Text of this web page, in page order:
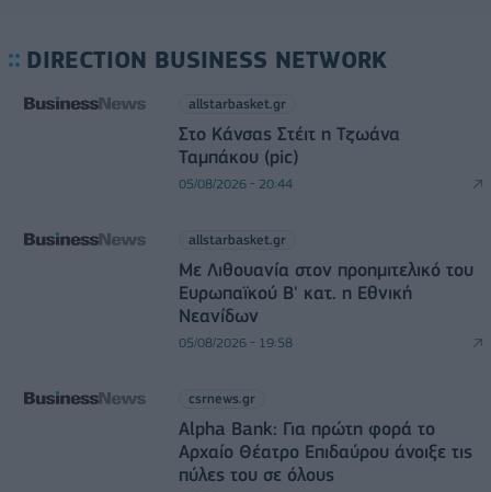
DIRECTION BUSINESS NETWORK
allstarbasket.gr
Στο Κάνσας Στέιτ η Τζωάνα
Ταμπάκου (pic)
05/08/2026 - 20:44
allstarbasket.gr
Με Λιθουανία στον προημιτελικό του
Ευρωπαϊκού Β' κατ. η Εθνική
Νεανίδων
05/08/2026 - 19:58
csrnews.gr
Alpha Bank: Για πρώτη φορά το
Αρχαίο Θέατρο Επιδαύρου άνοιξε τις
πύλες του σε όλους